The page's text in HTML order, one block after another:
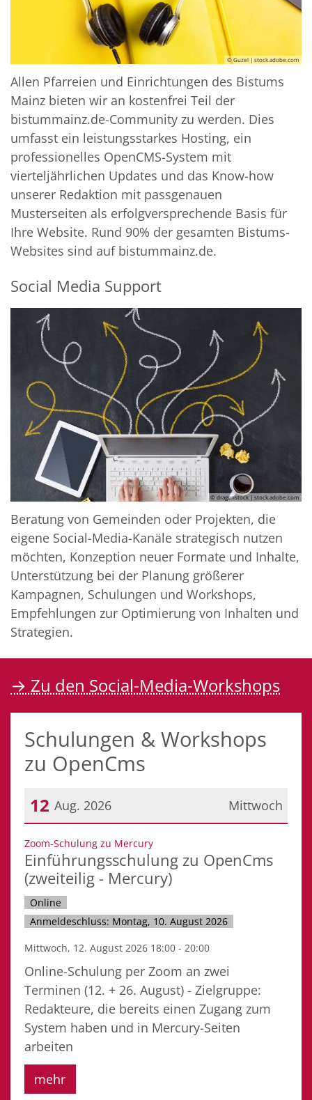
© Guzel | stock.adobe.com
Allen Pfarreien und Einrichtungen des Bistums
Mainz bieten wir an kostenfrei Teil der
bistummainz.de-Community zu werden. Dies
umfasst ein leistungsstarkes Hosting, ein
professionelles OpenCMS-System mit
vierteljährlichen Updates und das Know-how
unserer Redaktion mit passgenauen
Musterseiten als erfolgversprechende Basis für
Ihre Website. Rund 90% der gesamten Bistums-
Websites sind auf bistummainz.de.
Social Media Support
© dragonstock | stock.adobe.com
Beratung von Gemeinden oder Projekten, die
eigene Social-Media-Kanäle strategisch nutzen
möchten, Konzeption neuer Formate und Inhalte,
Unterstützung bei der Planung größerer
Kampagnen, Schulungen und Workshops,
Empfehlungen zur Optimierung von Inhalten und
Strategien.
→ Zu den Social-Media-Workshops
Schulungen & Workshops
zu OpenCms
Mittwoch
12 Aug. 2026
Datum: 12. August 2026
Zoom-Schulung zu Mercury:
Einführungsschulung zu OpenCms
(zweiteilig - Mercury)
Online
Anmeldeschluss: Montag, 10. August 2026
Mittwoch, 12. August 2026 18:00 - 20:00
Online-Schulung per Zoom an zwei
Terminen (12. + 26. August) - Zielgruppe:
Redakteure, die bereits einen Zugang zum
System haben und in Mercury-Seiten
arbeiten
mehr